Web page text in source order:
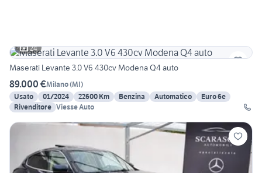
24
Maserati Levante 3.0 V6 430cv Modena Q4 auto
89.000 €Milano(MI)
Usato
01/2024 22600 Km Benzina Automatico
Euro 6e
Rivenditore Viesse Auto